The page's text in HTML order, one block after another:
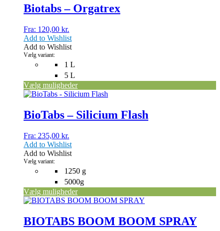
Biotabs – Orgatrex
Fra: 120,00 kr.
1 L
5 L
Vælg variant:
Vælg muligheder
har
flere
Mulighederne
kan
vælges
på
varesiden
Add to Wishlist
Add to Wishlist
BioTabs – Silicium Flash
Fra: 235,00 kr.
1250 g
5000g
Vælg variant:
Vælg muligheder
Dette
har
flere
Mulighederne
kan
vælges
på
varesiden
Add to Wishlist
Add to Wishlist
BIOTABS BOOM BOOM SPRAY
Dette
har
flere